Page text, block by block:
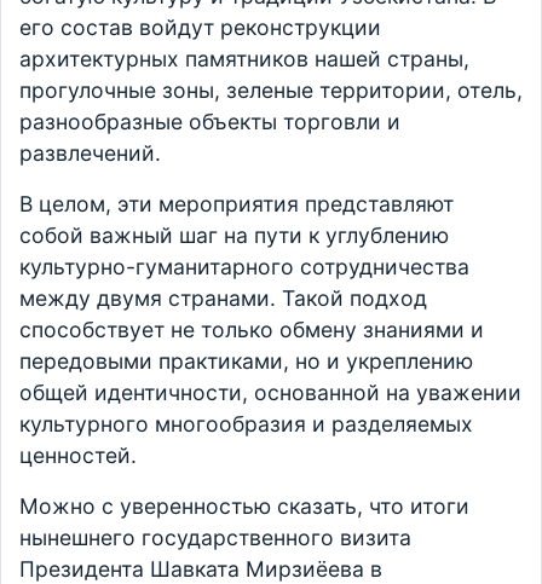
его состав войдут реконструкции
архитектурных памятников нашей страны,
прогулочные зоны, зеленые территории, отель,
разнообразные объекты торговли и
развлечений.
В целом, эти мероприятия представляют
собой важный шаг на пути к углублению
культурно-гуманитарного сотрудничества
между двумя странами. Такой подход
способствует не только обмену знаниями и
передовыми практиками, но и укреплению
общей идентичности, основанной на уважении
культурного многообразия и разделяемых
ценностей.
Можно с уверенностью сказать, что итоги
нынешнего государственного визита
Президента Шавката Мирзиёева в